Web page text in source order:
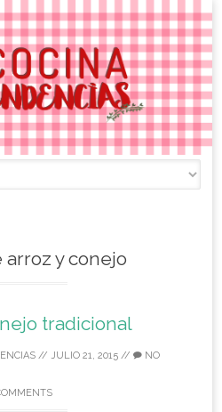
to
y conejo
tradicional
// JULIO 21, 2015// NO